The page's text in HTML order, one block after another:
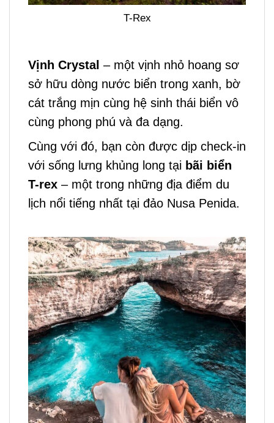
T-Rex
Vịnh Crystal – một vịnh nhỏ hoang sơ
sở hữu dòng nước biển trong xanh, bờ
cát trắng mịn cùng hệ sinh thái biển vô
cùng phong phú và đa dạng.
Cùng với đó, bạn còn được dịp check-in
với sống lưng khủng long tại bãi biển
T-rex – một trong những địa điểm du
lịch nổi tiếng nhất tại đảo Nusa Penida.